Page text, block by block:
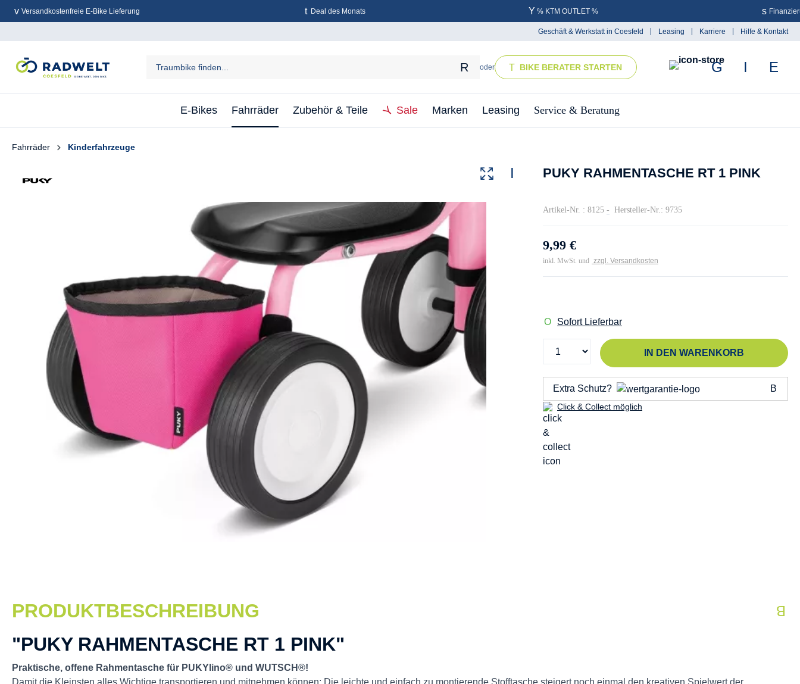
springen
Versandkostenfreie E-Bike Lieferung Deal des Monats % KTM OUTLET %
Geschäft & Werkstatt in Coesfeld Leasing Karriere Hilfe & Kontakt
oder BIKE BERATER STARTEN
E-Bikes Fahrräder Zubehör & Teile Sale Marken Leasing Service & Beratung
Fahrräder Kinderfahrzeuge
PUKY RAHMENTASCHE RT 1 PINK
Artikel-Nr. : 8125 - Hersteller-Nr.: 9735
9,99 €
inkl. MwSt. und zzgl. Versandkosten
Sofort Lieferbar
IN DEN WARENKORB
Extra Schutz?
Click & Collect möglich
PRODUKTBESCHREIBUNG
"PUKY RAHMENTASCHE RT 1 PINK"
Praktische, offene Rahmentasche für PUKYlino® und WUTSCH®!
Damit die Kleinsten alles Wichtige transportieren und mitnehmen können: Die leichte und einfach zu montierende Stofftasche steigert noch einmal den kreativen Spielwert der